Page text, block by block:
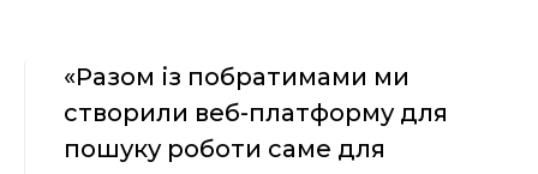
«Разом із побратимами ми
створили веб-платформу для
пошуку роботи саме для